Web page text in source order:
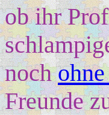
ob ihr
noch
Freunde